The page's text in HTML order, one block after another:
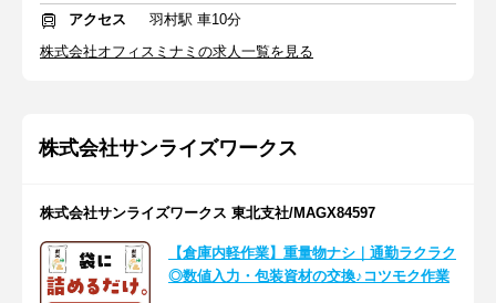
アクセス
羽村駅 車10分
株式会社オフィスミナミの求人一覧を見る
株式会社サンライズワークス
株式会社サンライズワークス 東北支社/MAGX84597
【倉庫内軽作業】重量物ナシ｜通勤ラクラク
◎数値入力・包装資材の交換♪コツモク作業